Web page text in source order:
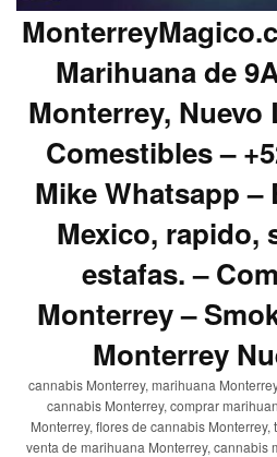
Marihuana de
Monterrey, Nuevo
Comestibles –
Mike Whatsapp –
Mexico, rapido,
estafas. –
Monterrey –
Monterrey
cannabis Monterrey, marihuana
cannabis Monterrey, comprar
Monterrey, flores de cannabis
venta de marihuana Monterrey, cannabis